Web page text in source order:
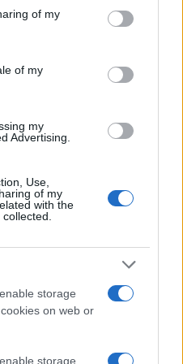
behaviour. You may click to
and its third-party tags to
purposes in below Google
of my
of my
my
Advertising.
Use,
of my
with the
storage
on web or
storage